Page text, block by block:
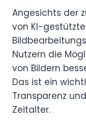
Angesichts der
von KI-
Nutzern die
von Bildern
Das ist ein
Transparenz
Zeitalter.